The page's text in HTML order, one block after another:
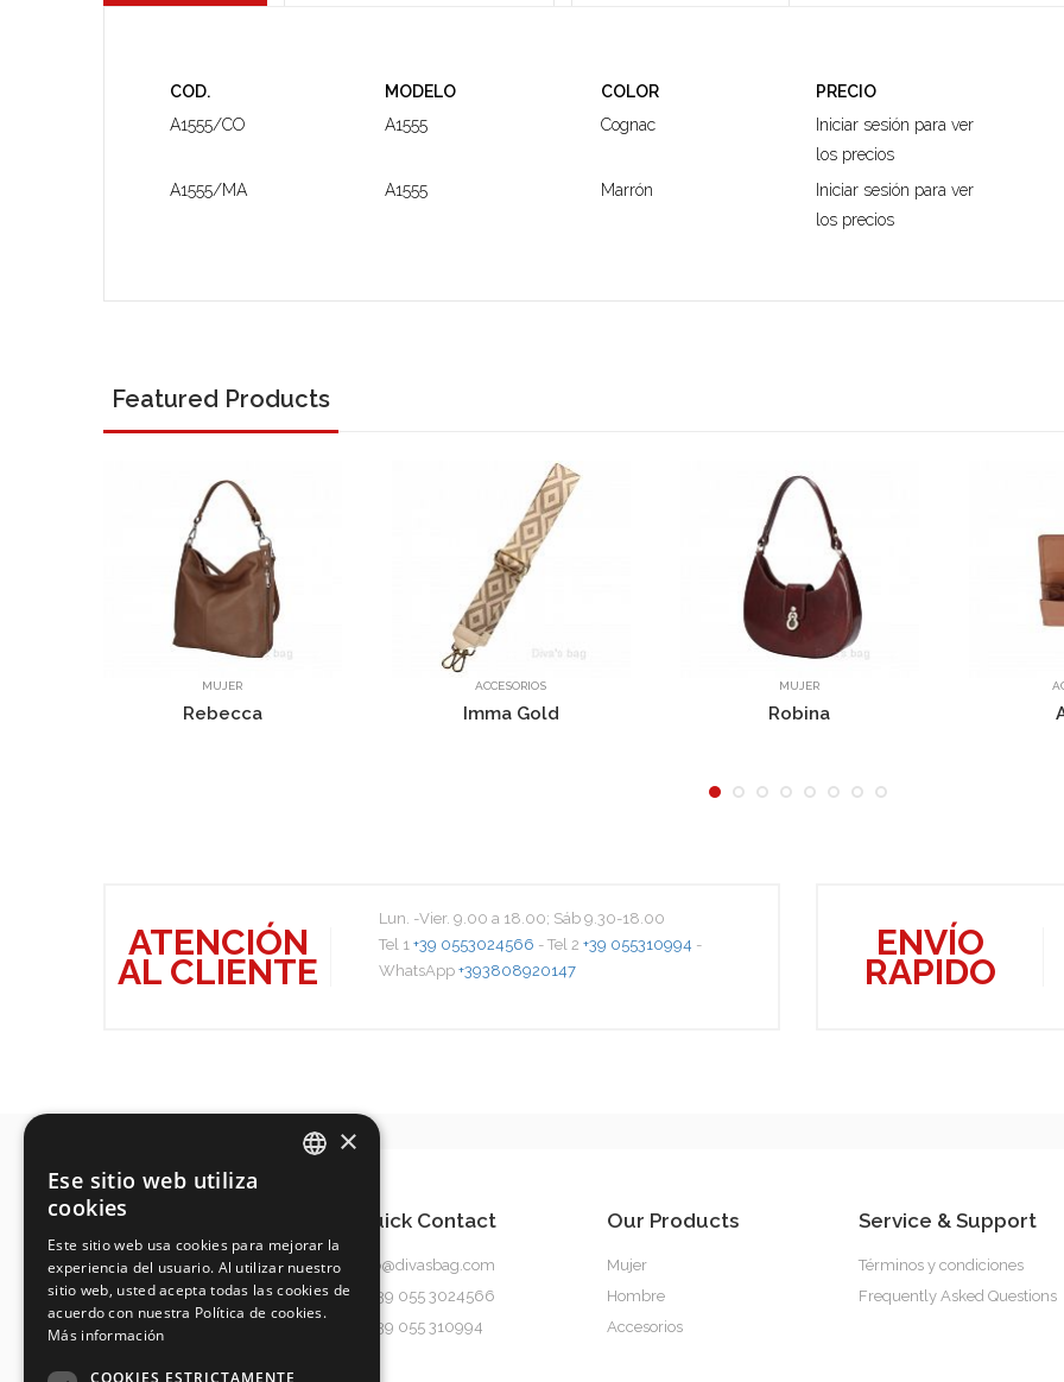
COD. MODELO COLOR
PRECIO
A1555/CO
A1555 Cognac
Iniciar sesión para ver
los precios
A1555/MA
A1555 Marrón
Iniciar sesión para ver
los precios
Featured Products
Rebecca
ACCESORIOS
Imma Gold
ACCESORIOS
AG5786
ATENCIÓN
AL CLIENTE
Lun. -Vier. 9.00 a 18.00; Sáb 9.30-18.00
Tel 1 +39 0553024566 - Tel 2 +39 055310994 -
WhatsApp +393808920147
ENVÍO
RAPIDO
Quick Contact
info@divasbag.com
0039 055 3024566
0039 055 310994
Our Products
Mujer
Hombre
Accesorios
Service & Support
Términos y condiciones
Frequently Asked Questions
SPANISH
GERMAN
×
Ese sitio web utiliza
cookies
Este sitio web usa cookies para mejorar la
experiencia del usuario. Al utilizar nuestro
sitio web, usted acepta todas las cookies de
acuerdo con nuestra Política de cookies.
Más información
COOKIES ESTRICTAMENTE